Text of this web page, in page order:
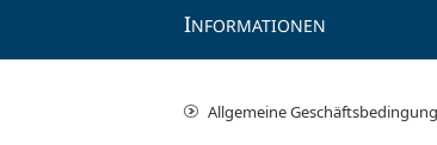
INFORMATIONEN
Allgemeine